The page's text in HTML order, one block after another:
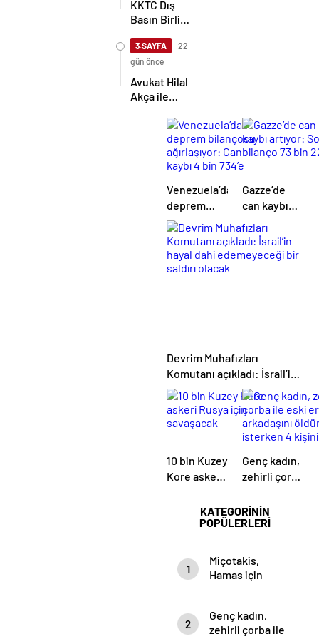
KKTC Dış
Basın Birliği,
TDGF
arasında İş
Birliği
protokolü
imzalandı
3.SAYFA
22
gün önce
Avukat Hilal
Akça ile
Albayrak
dünya evine
KATEGORİNİN
POPÜLERLERİ
1
Miçotakis,
Hamas için
Erdoğan
devreye girdi
2
Genç kadın,
zehirli çorba ile
Venezuela’da
deprem
bilançosu
ağırlaşıyor:
Can kaybı 4
bin 734’e
Gazze’de
can kaybı
artıyor: Son
bilanço 73
bin 221
Devrim Muhafızları
Komutanı açıkladı: İsrail’in
hayal dahi edemeyeceği bir
saldırı olacak
10 bin Kuzey
Kore askeri
savaşacak
Genç kadın,
zehirli çorba
erkek
arkadaşını
öldürmek
isterken 4
kişinin daha
ölmesine